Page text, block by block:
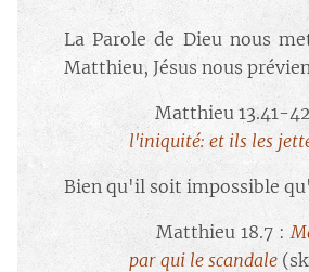
La Parole de Dieu nous
Matthieu, Jésus nous
Matthieu 13.41-
l'iniquité: et ils les
Bien qu'il soit impossible
🔘Matthieu 18.7 :
par qui le scandale